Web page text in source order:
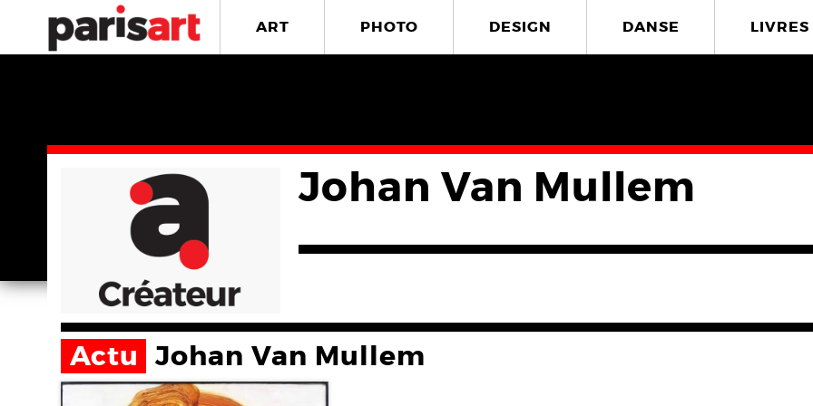
ART PHOTO DESIGN DANSE LIVRES
Johan Van Mullem
Actu Johan Van Mullem